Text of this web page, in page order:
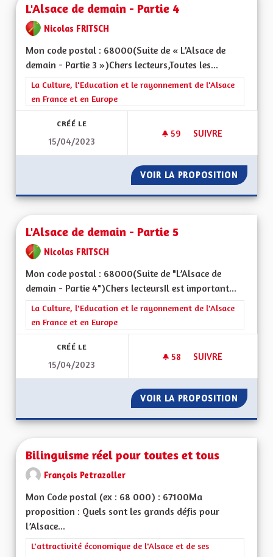
L'Alsace de demain - Partie 4
Nicolas FRITSCH
Mon code postal : 68000(Suite de « L’Alsace de
demain - Partie 3 »)Chers lecteurs,Toutes les...
Filtrer les résultats de la catégorie : La Culture, l'Education et
La Culture, l'Education et le rayonnement de l'Alsace
en France et en Europe
CRÉÉ LE
15/04/2023
59 59 ABONNÉS
SUIVRE
VOIR LA PROPOSITION
L'Alsace de demain - Partie 5
Nicolas FRITSCH
Mon code postal : 68000(Suite de "L’Alsace de
demain - Partie 4")Chers lecteursIl est important...
Filtrer les résultats de la catégorie : La Culture, l'Education et
La Culture, l'Education et le rayonnement de l'Alsace
en France et en Europe
CRÉÉ LE
15/04/2023
58 58 ABONNÉS
SUIVRE
VOIR LA PROPOSITION
Bilinguisme réel pour toutes et tous
François Petrazoller
Mon Code postal (ex : 68 000) : 67100Ma
proposition : Quels sont les grands défis pour
l’Alsace...
Filtrer les résultats de la catégorie : L'attractivité
L'attractivité économique de l'Alsace et de ses